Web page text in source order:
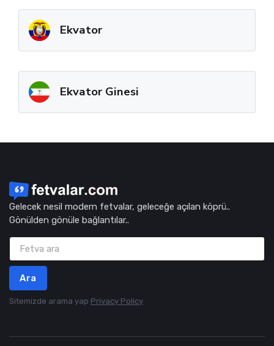
Ekvator
Ekvator Ginesi
Gelecek nesil modern fetvalar, geleceğe açılan köprü..
Gönülden gönüle bağlantılar..
Ara
Sitemizde arama yap Privacy Policy